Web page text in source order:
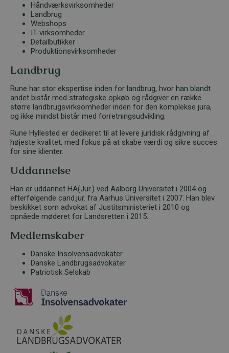
Håndværksvirksomheder
Landbrug
Webshops
IT-virksomheder
Detailbutikker
Produktionsvirksomheder
Landbrug
Rune har stor ekspertise inden for landbrug, hvor han blandt
andet bistår med strategiske opkøb og rådgiver en række
større landbrugsvirksomheder inden for den komplekse jura,
og ikke mindst bistår med forretningsudvikling.
Rune Hyllested er dedikeret til at levere juridisk rådgivning af
højeste kvalitet, med fokus på at skabe værdi og sikre succes
for sine klienter.
Uddannelse
Han er uddannet HA(Jur.) ved Aalborg Universitet i 2004 og
efterfølgende cand.jur. fra Aarhus Universitet i 2007. Han blev
beskikket som advokat af Justitsministeriet i 2010 og
opnåede møderet for Landsretten i 2015.
Medlemskaber
Danske Insolvensadvokater
Danske Landbrugsadvokater
Patriotisk Selskab